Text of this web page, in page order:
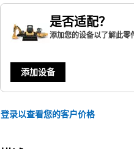
是否适配？
添加您的设备以了解此零
添加设备
登录以查看您的客户价格